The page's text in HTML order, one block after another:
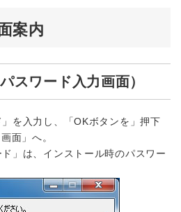
案内
スワード入力画面）
」を入力し、「OKボタンを」押下
面」へ。
」は、インストール時のパスワー